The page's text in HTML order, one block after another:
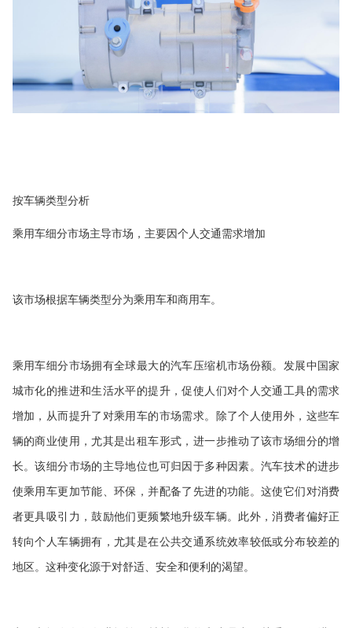
按车辆类型分析
乘用车细分市场主导市场，主要因个人交通需求增加
该市场根据车辆类型分为乘用车和商用车。
乘用车细分市场拥有全球最大的汽车压缩机市场份额。发展中国家
城市化的推进和生活水平的提升，促使人们对个人交通工具的需求
增加，从而提升了对乘用车的市场需求。除了个人使用外，这些车
辆的商业使用，尤其是出租车形式，进一步推动了该市场细分的增
长。该细分市场的主导地位也可归因于多种因素。汽车技术的进步
使乘用车更加节能、环保，并配备了先进的功能。这使它们对消费
者更具吸引力，鼓励他们更频繁地升级车辆。此外，消费者偏好正
转向个人车辆拥有，尤其是在公共交通系统效率较低或分布较差的
地区。这种变化源于对舒适、安全和便利的渴望。